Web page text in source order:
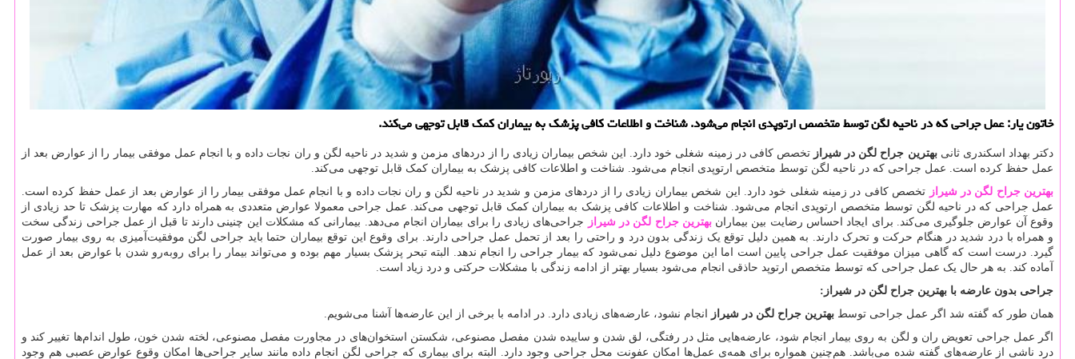
خاتون یار: عمل جراحی كه در ناحیه لگن توسط متخصص ارتوپدی انجام می‌شود. شناخت و اطلاعات كافی پزشك به بیماران كمك قابل توجهی می‌كند.
دکتر بهداد اسکندری ثانی بهترین جراح لگن در شیرازتخصص کافی در زمینه شغلی خود دارد. این شخص بیماران زیادی را از دردهای مزمن و شدید در ناحیه لگن و ران نجات داده و با انجام عمل موفقی بیمار را از عوارض بعد از
عمل حفظ کرده است. عمل جراحی که در ناحیه لگن توسط متخصص ارتوپدی انجام می‌شود. شناخت و اطلاعات کافی پزشک به بیماران کمک قابل توجهی می‌کند.
بهترین جراح لگن در شیراز تخصص کافی در زمینه شغلی خود دارد. این شخص بیماران زیادی را از دردهای مزمن و شدید در ناحیه لگن و ران نجات داده و با انجام عمل موفقی بیمار را از عوارض بعد از عمل حفظ کرده است.
عمل جراحی که در ناحیه لگن توسط متخصص ارتوپدی انجام می‌شود. شناخت و اطلاعات کافی پزشک به بیماران کمک قابل توجهی می‌کند. عمل جراحی معمولا عوارض متعددی به همراه دارد که مهارت پزشک تا حد زیادی از
وقوع آن عوارض جلوگیری می‌کند. برای ایجاد احساس رضایت بین بیمارانبهترین جراح لگن در شیراز
جراحی‌های زیادی را برای بیماران انجام می‌دهد. بیمارانی که مشکلات این چنینی دارند تا قبل از عمل جراحی زندگی سخت
و همراه با درد شدید در هنگام حرکت و تحرک دارند. به همین دلیل توقع یک زندگی بدون درد و راحتی را بعد از تحمل عمل جراحی دارند. برای وقوع این توقع بیماران حتما باید جراحی لگن موفقیت‌آمیزی به روی بیمار صورت
گیرد. درست است که گاهی میزان موفقیت عمل جراحی پایین است اما این موضوع دلیل نمی‌شود که بیمار جراحی را انجام ندهد. البته تبحر پزشک بسیار مهم بوده و می‌تواند بیمار را برای روبه‌رو شدن با عوارض بعد از عمل
آماده کند. به هر حال یک عمل جراحی که توسط متخصص ارتوپد حاذقی انجام می‌شود بسیار بهتر از ادامه زندگی با مشکلات حرکتی و درد زیاد است.
جراحی بدون عارضه با بهترین جراح لگن در شیراز:
همان طور که گفته شد اگر عمل جراحی توسط بهترین جراح لگن در شیراز
انجام نشود، عارضه‌های زیادی دارد. در ادامه با برخی از این عارضه‌ها آشنا می‌شویم.
اگر عمل جراحی تعویض ران و لگن به روی بیمار انجام شود، عارضه‌هایی مثل در رفتگی، لق شدن و ساییده شدن مفصل مصنوعی، شکستن استخوان‌های در مجاورت مفصل مصنوعی، لخته شدن خون، طول اندام‌ها تغییر کند و
درد ناشی از عارضه‌های گفته شده می‌باشد. هم‌چنین همواره برای همه‌ی عمل‌ها امکان عفونت محل جراحی وجود دارد. البته برای بیماری که جراحی لگن انجام داده مانند سایر جراحی‌ها امکان وقوع عوارض عصبی هم وجود